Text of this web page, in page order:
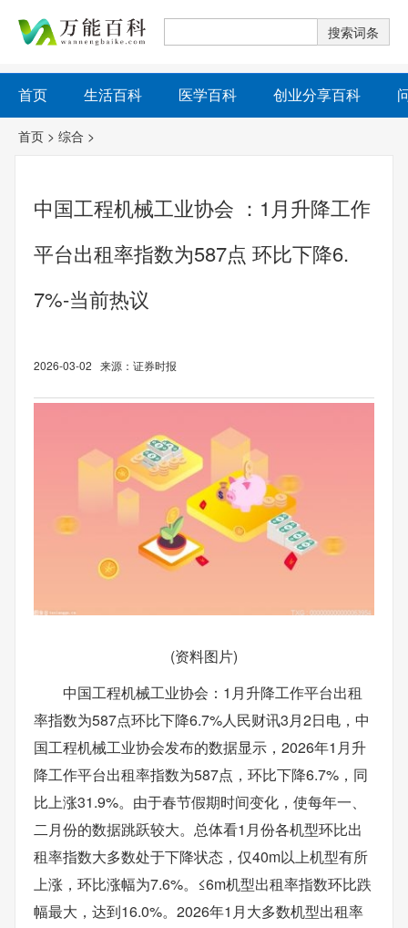
首页 生活百科 医学百科 创业分享百科
首页 > 综合 >
中国工程机械工业协会 ：1月升降工作
平台出租率指数为587点 环比下降6.
7%-当前热议
2026-03-02 来源：证券时报
(资料图片)
中国工程机械工业协会：1月升降工作平台出租
率指数为587点环比下降6.7%人民财讯3月2日电，中
国工程机械工业协会发布的数据显示，2026年1月升
降工作平台出租率指数为587点，环比下降6.7%，同
比上涨31.9%。由于春节假期时间变化，使每年一、
二月份的数据跳跃较大。总体看1月份各机型环比出
租率指数大多数处于下降状态，仅40m以上机型有所
上涨，环比涨幅为7.6%。≤6m机型出租率指数环比跌
幅最大，达到16.0%。2026年1月大多数机型出租率